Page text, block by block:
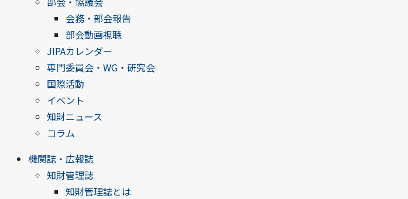
会務・部会報告
部会動画視聴
JIPAカレンダー
専門委員会・WG・研究会
国際活動
イベント
知財ニュース
コラム
機関誌・広報誌
知財管理誌
知財管理誌とは